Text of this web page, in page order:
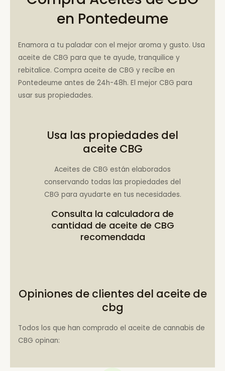
en Pontedeume
Enamora a tu paladar con el mejor aroma y gusto. Usa
aceite de CBG para que te ayude, tranquilice y
rebitalice. Compra aceite de CBG y recíbe en
Pontedeume antes de 24h-48h. El mejor CBG para
usar sus propiedades.
Usa las propiedades del
aceite CBG
Aceites de CBG están elaborados
conservando todas las propiedades del
CBG para ayudarte en tus necesidades.
Consulta la calculadora de
cantidad de aceite de CBG
recomendada
Opiniones de clientes del aceite de
cbg
Todos los que han comprado el aceite de cannabis de
CBG opinan: